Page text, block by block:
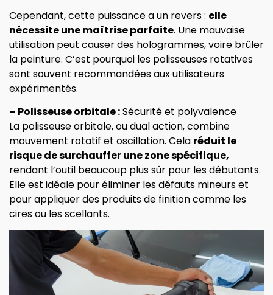
Cependant, cette puissance a un revers : elle
nécessite une maîtrise parfaite. Une mauvaise
utilisation peut causer des hologrammes, voire brûler
la peinture. C’est pourquoi les polisseuses rotatives
sont souvent recommandées aux utilisateurs
expérimentés.
– Polisseuse orbitale :Sécurité et polyvalence
La polisseuse orbitale, ou dual action, combine
mouvement rotatif et oscillation. Cela réduit le
risque de surchauffer une zone spécifique,
rendant l’outil beaucoup plus sûr pour les débutants.
Elle est idéale pour éliminer les défauts mineurs et
pour appliquer des produits de finition comme les
cires ou les scellants.